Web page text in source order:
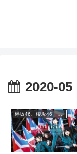
2020-05
欅坂46、櫻坂46、日向坂46